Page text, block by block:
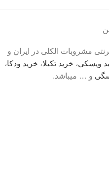
مشروبات الکلی در ایران و
ویسکی، خرید تکیلا، خرید ودکا،
و … میباشد.